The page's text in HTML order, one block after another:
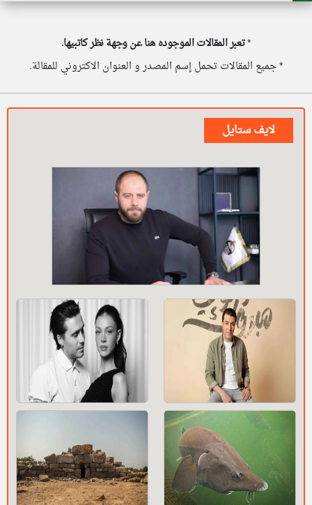
*تعبر المقالات الموجوده هنا عن وجهة نظر كاتبيها.
* جميع المقالات تحمل إسم المصدر و العنوان الاكتروني للمقالة.
لايف ستايل